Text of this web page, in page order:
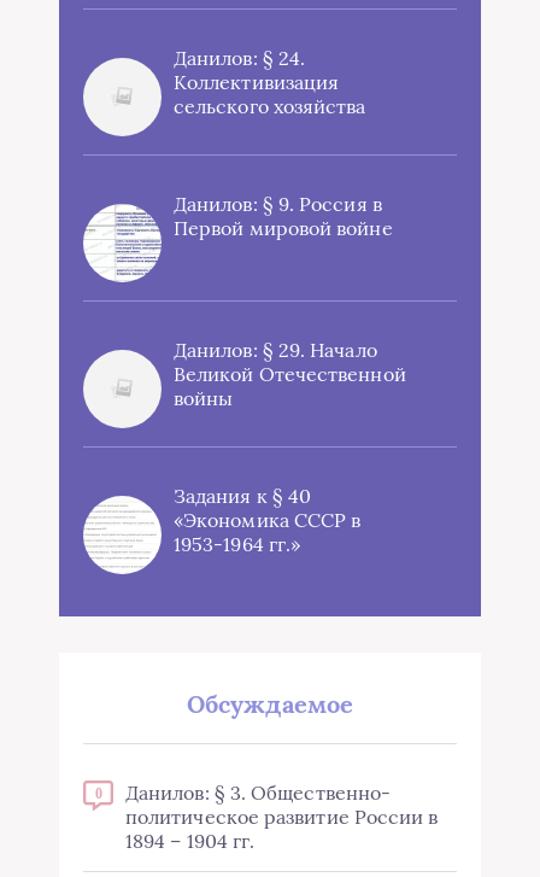
Данилов: § 24.
Коллективизация
сельского хозяйства
Данилов: § 9. Россия в
Первой мировой войне
Данилов: § 29. Начало
Великой Отечественной
войны
Задания к § 40
«Экономика СССР в
1953-1964 гг.»
Обсуждаемое
0
Данилов: § 3. Общественно-
политическое развитие России в
1894 – 1904 гг.